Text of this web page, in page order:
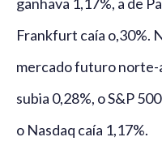
Frankfurt caía o,30%.
mercado futuro norte-
subia 0,28%, o S&P
o Nasdaq caía 1,17%.